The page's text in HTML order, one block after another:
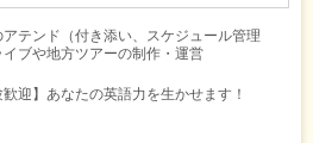
テンド（付き添い、スケジュール管理
ブや地方ツアーの制作・運営
歓迎】あなたの英語力を生かせます！